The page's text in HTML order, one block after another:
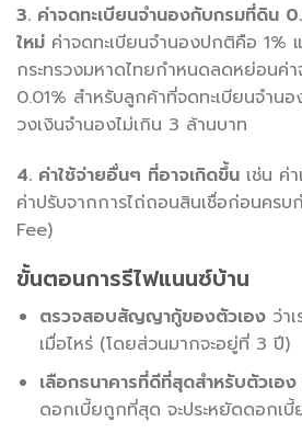
3. ค่าจดทะเบียนจำนองกับกรมที่ดิน
ใหม่ ค่าจดทะเบียนจำนองปกติคือ 1%
กระทรวงมหาดไทยกำหนดลดหย่อนค่า
0.01% สำหรับลูกค้าที่จดทะเบียนจำน
วงเงินจำนองไม่เกิน 3 ล้านบาท
4. ค่าใช้จ่ายอื่นๆ ที่อาจเกิดขึ้น เช่น ค่
ค่าปรับจากการไถ่ถอนสินเชื่อก่อนคร
Fee)
ขั้นตอนการรีไฟแนนซ์บ้าน
ตรวจสอบสัญญากู้ของตัวเองว่าเ
เมื่อไหร่ (โดยส่วนมากจะอยู่ที่ 3 ปี)
เลือกธนาคารที่ดีที่สุดสำหรับตัวเอง
ดอกเบี้ยถูกที่สุด จะประหยัดดอกเบี้